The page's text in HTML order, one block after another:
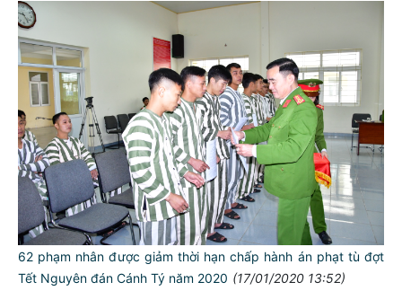
62 phạm nhân được giảm thời hạn chấp hành án phạt tù đợt
Tết Nguyên đán Cánh Tý năm 2020 (17/01/2020 13:52)